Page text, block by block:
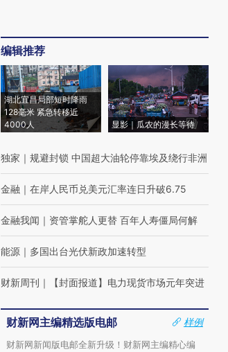
编辑推荐
湖北宜昌局部短时降雨
128毫米 紧急转移近
4000人
显影｜瓜农的漫长等待
独家 ｜ 规避封锁 中国超大油轮停靠埃及绕行非洲
金融 ｜ 在岸人民币兑美元汇率连日升破6.75
金融我闻 ｜ 资管掌舵人更替 百年人寿僵局何解
能源 ｜ 多国出台光伏新政加速转型
财新周刊 ｜ 【封面报道】电力现货市场元年突进
财新网主编精选版电邮
样例
财新网新闻版电邮全新升级！财新网主编精心编